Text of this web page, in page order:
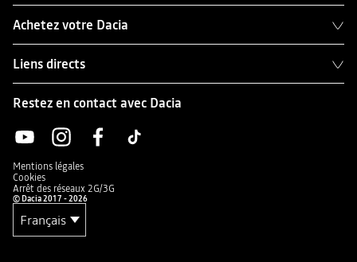
Achetez votre Dacia
Liens directs
Restez en contact avec Dacia
Mentions légales
Cookies
Arrêt des réseaux 2G/3G
© Dacia 2017 - 2026